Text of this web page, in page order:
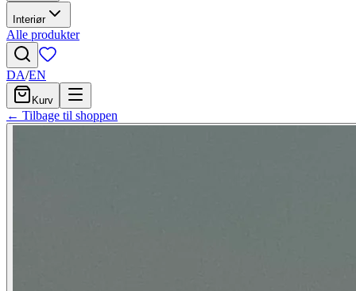
Interiør
Alle produkter
DA/EN
Kurv
← Tilbage til shoppen